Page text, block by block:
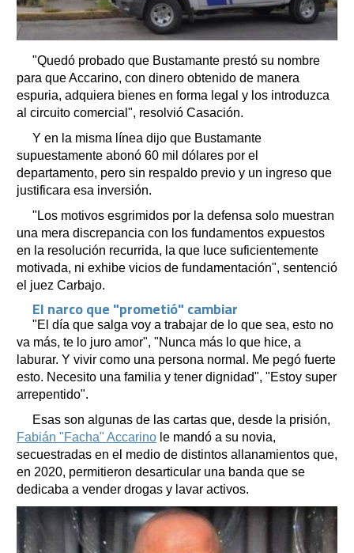
"Quedó probado que Bustamante prestó su nombre
para que Accarino, con dinero obtenido de manera
espuria, adquiera bienes en forma legal y los introduzca
al circuito comercial", resolvió Casación.
Y en la misma línea dijo que Bustamante
supuestamente abonó 60 mil dólares por el
departamento, pero sin respaldo previo y un ingreso que
justificara esa inversión.
"Los motivos esgrimidos por la defensa solo muestran
una mera discrepancia con los fundamentos expuestos
en la resolución recurrida, la que luce suficientemente
motivada, ni exhibe vicios de fundamentación", sentenció
el juez Carbajo.
El narco que "prometió" cambiar
"El día que salga voy a trabajar de lo que sea, esto no
va más, te lo juro amor", "Nunca más lo que hice, a
laburar. Y vivir como una persona normal. Me pegó fuerte
esto. Necesito una familia y tener dignidad", "Estoy super
arrepentido".
Esas son algunas de las cartas que, desde la prisión,
Fabián "Facha" Accarino le mandó a su novia,
secuestradas en el medio de distintos allanamientos que,
en 2020, permitieron desarticular una banda que se
dedicaba a vender drogas y lavar activos.